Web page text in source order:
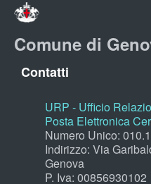
Comune di
Contatti
URP - Ufficio
Posta Elettronica
Numero Unico:
Indirizzo: Via
Genova
P. Iva: 00856930102